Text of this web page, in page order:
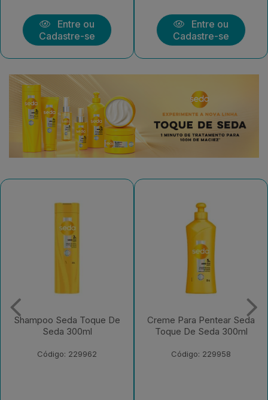
Entre ou
Cadastre-se
Entre ou
Cadastre-se
Creme Para Pentear Seda
Toque De Seda 300ml
Código: 229958
Condicionador Seda
Toque De Seda 250ml
Código: 229956